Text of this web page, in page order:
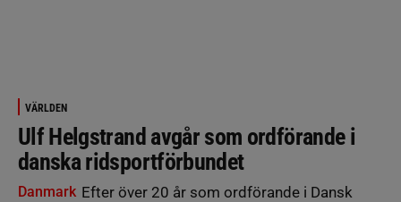
VÄRLDEN
Ulf Helgstrand avgår som ordförande i
danska ridsportförbundet
Danmark Efter över 20 år som ordförande i Dansk